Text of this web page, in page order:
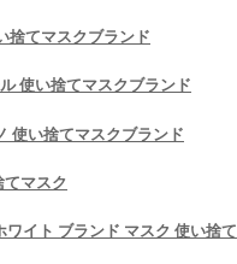
捨てマスクブランド
使い捨てマスクブランド
使い捨てマスクブランド
マスク
イト ブランド マスク 使い捨て